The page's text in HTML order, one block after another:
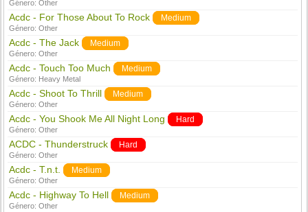
Género:Other
Acdc - For Those About To Rock Medium
Género:Other
Acdc - The Jack Medium
Género:Other
Acdc - Touch Too Much Medium
Género: Heavy Metal
Acdc - Shoot To Thrill Medium
Género:Other
Acdc - You Shook Me All Night Long Hard
Género:Other
ACDC - Thunderstruck Hard
Género:Other
Acdc - T.n.t. Medium
Género:Other
Acdc - Highway To Hell Medium
Género:Other